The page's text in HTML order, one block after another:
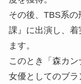
その後、TBS系
課』に出演し、
ます。
このとき「森カン
女優としてのブラ